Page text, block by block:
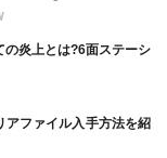
の炎上とは?6面ステーシ
アファイル入手方法を紹